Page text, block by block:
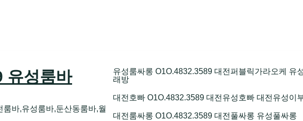
유성룸바
바,유성룸바,둔산동룸바,월
유성룸싸롱 O1O.4832.3589 대전퍼블릭가라오케 유
래방
대전호빠 O1O.4832.3589 대전유성호빠 대전유성이
대전룸싸롱 O1O.4832.3589 대전풀싸롱 유성풀싸롱